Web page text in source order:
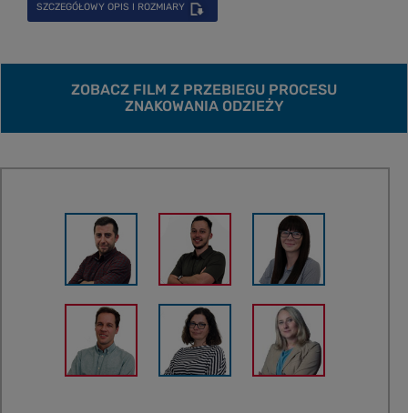
SZCZEGÓŁOWY OPIS I ROZMIARY
ZOBACZ FILM Z PRZEBIEGU PROCESU
ZNAKOWANIA ODZIEŻY